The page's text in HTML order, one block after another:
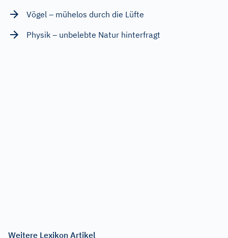
Vögel – mühelos durch die Lüfte
Physik – unbelebte Natur hinterfragt
Weitere Lexikon Artikel